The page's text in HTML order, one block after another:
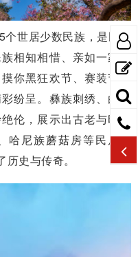
个世居少数民族，是民族
相知相惜、亲如一家。
你黑狂欢节、赛装节等
纷呈。彝族刺绣、白族
伦，展示出古老与时尚
哈尼族蘑菇房等民居建
史与传奇。